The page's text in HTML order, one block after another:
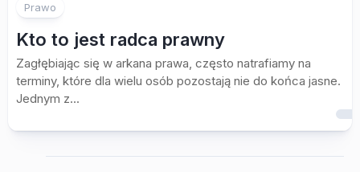
Prawo
Kto to jest radca prawny
Zagłębiając się w arkana prawa, często natrafiamy na
terminy, które dla wielu osób pozostają nie do końca jasne.
Jednym z...